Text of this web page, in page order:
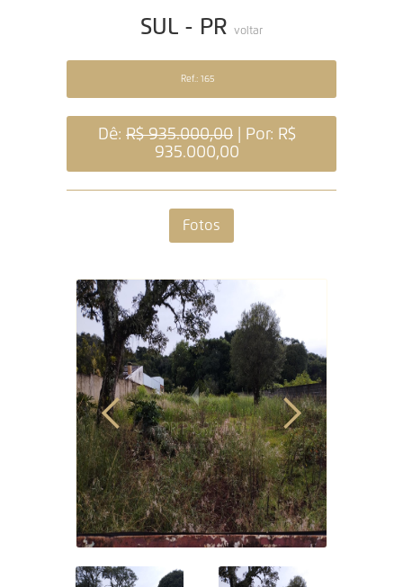
SUL - PR
voltar
Ref.: 165
Dê: R$ 935.000,00 | Por: R$
935.000,00
Fotos